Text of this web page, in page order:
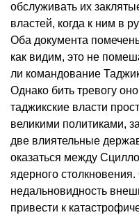
обслуживать их
властей, когда к ним в
Оба документа
как видим, это не
ли командование
Однако бить тревогу
таджикские власти
великими политиками,
две влиятельные
оказаться между
ядерного
недальновидность
привести к